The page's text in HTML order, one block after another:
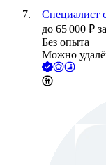
Специалист
до 65 000 ₽
Без опыта
Можно